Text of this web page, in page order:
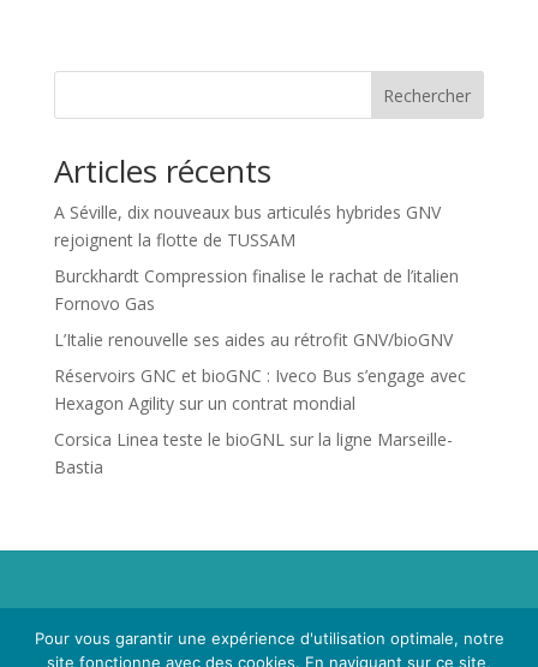
Rechercher
Articles récents
A Séville, dix nouveaux bus articulés hybrides GNV
rejoignent la flotte de TUSSAM
Burckhardt Compression finalise le rachat de l’italien
Fornovo Gas
L’Italie renouvelle ses aides au rétrofit GNV/bioGNV
Réservoirs GNC et bioGNC : Iveco Bus s’engage avec
Hexagon Agility sur un contrat mondial
Corsica Linea teste le bioGNL sur la ligne Marseille-
Bastia
Propriété de Territoire d'Energie Lot-et-Garonne. Voir
Mentions LégalesetPolitique de Confidentialité.
Pour vous garantir une expérience d'utilisation optimale, notre
site fonctionne avec des cookies. En naviguant sur ce site,